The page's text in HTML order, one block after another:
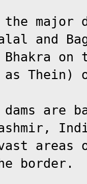
the
and
Bhakra
as Thein)
dams are
areas
border.